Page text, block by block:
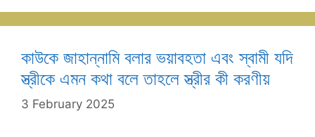
কাউকে জাহান্নামি বলার ভয়াবহতা এবং স্বামী যদি
স্ত্রীকে এমন কথা বলে তাহলে স্ত্রীর কী করণীয়
3 February 2025